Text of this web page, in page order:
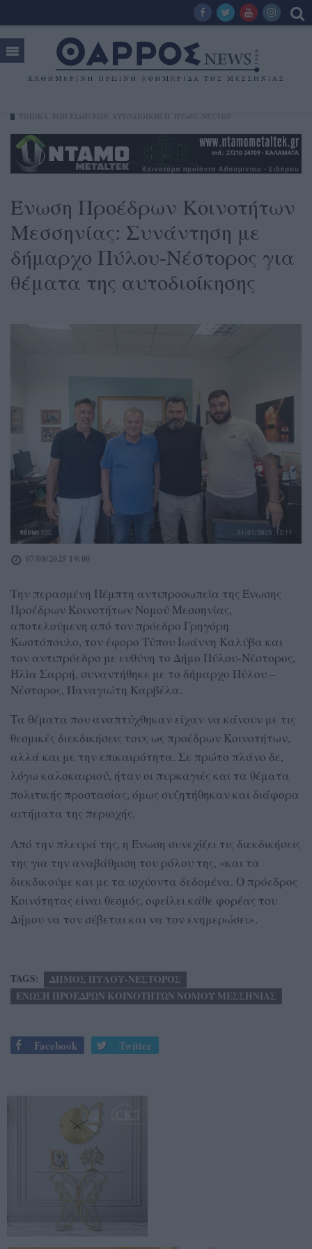
Ένωση Προέδρων Κοινοτήτων
Μεσσηνίας: Συνάντηση με
δήμαρχο Πύλου-Νέστορος για
θέματα της αυτοδιοίκησης
07/08/2025 19:00
Την περασμένη Πέμπτη αντιπροσωπεία της Ένωσης
Προέδρων Κοινοτήτων Νομού Μεσσηνίας,
αποτελούμενη από τον πρόεδρο Γρηγόρη
Κωστόπουλο, τον έφορο Τύπου Ιωάννη Καλύβα και
τον αντιπρόεδρο με ευθύνη το Δήμο Πύλου-Νέστορος,
Ηλία Σαρρή, συναντήθηκε με το δήμαρχο Πύλου –
Νέστορος, Παναγιώτη Καρβέλα.
Τα θέματα που αναπτύχθηκαν είχαν να κάνουν με τις
θεσμικές διεκδικήσεις τους ως προέδρων Κοινοτήτων,
αλλά και με την επικαιρότητα. Σε πρώτο πλάνο δε,
λόγω καλοκαιριού, ήταν οι πυρκαγιές και τα θέματα
πολιτικής προστασίας, όμως συζητήθηκαν και διάφορα
αιτήματα της περιοχής.
Από την πλευρά της, η Ένωση συνεχίζει τις διεκδικήσεις
της για την αναβάθμιση του ρόλου της, «και τα
διεκδικούμε και με τα ισχύοντα δεδομένα. Ο πρόεδρος
Κοινότητας είναι θεσμός, οφείλει κάθε φορέας του
Δήμου να τον σέβεται και να τον ενημερώσει».
TAGS:
ΔΗΜΟΣ ΠΥΛΟΥ-ΝΕΣΤΟΡΟΣ
ΕΝΩΣΗ ΠΡΟΕΔΡΩΝ ΚΟΙΝΟΤΗΤΩΝ ΝΟΜΟΥ ΜΕΣΣΗΝΙΑΣ
Facebook Twitter